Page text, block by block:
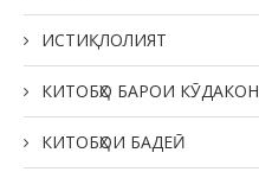
ИСТИҚЛОЛИЯТ
КИТОБҲО БАРОИ КӮДАКОН
КИТОБҲОИ БАДЕӢ